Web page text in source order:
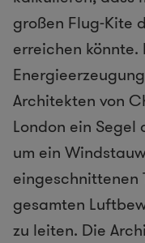
großen Flug-Kite
erreichen könnte.
Architekten von
London ein Segel
um ein
eingeschnittenen
gesamten
zu leiten. Die